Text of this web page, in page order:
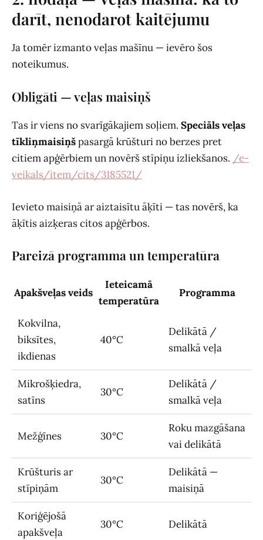
darīt, nenodarot kaitējumu
Ja tomēr izmanto veļas mašīnu — ievēro šos
noteikumus.
Obligāti — veļas maisiņš
Tas ir viens no svarīgākajiem soļiem. Speciāls veļas
tīkliņmaisiņšpasargā krūšturi no berzes pret
citiem apģērbiem un novērš stīpiņu izliekšanos. /e-
veikals/item/cits/3185521/
Ievieto maisiņā ar aiztaisītu āķīti — tas novērš, ka
āķītis aizķeras citos apģērbos.
Pareizā programma un temperatūra
Apakšveļas veids
Ieteicamā
temperatūra
Programma
Kokvilna,
biksītes,
ikdienas
40°C
Delikātā /
smalkā veļa
Mikrošķiedra,
satīns
30°C
Delikātā /
smalkā veļa
Mežģīnes 30°C
Roku mazgāšana
vai delikātā
Krūšturis ar
stīpiņām
30°C
Delikātā —
maisiņā
Koriģējošā
apakšveļa
30°C Delikātā